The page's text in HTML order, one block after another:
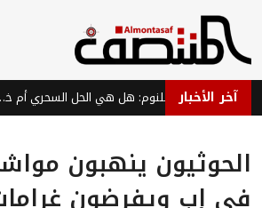
آخر الأخبار لصقات إغلاق الفم للنوم: هل هي الحل السحري أم خطر خفي؟
الحوثيون ينهبون
في إب ويفرضون